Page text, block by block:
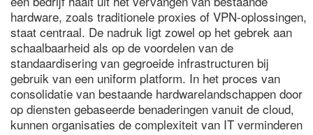
hardware, zoals traditionele proxies of VPN-oplossingen,
staat centraal. De nadruk ligt zowel op het gebrek aan
schaalbaarheid als op de voordelen van de
standaardisering van gegroeide infrastructuren bij
gebruik van een uniform platform. In het proces van
consolidatie van bestaande hardwarelandschappen door
op diensten gebaseerde benaderingen vanuit de cloud,
kunnen organisaties de complexiteit van IT verminderen